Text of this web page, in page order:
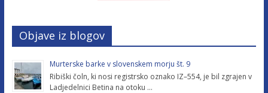
Objave iz blogov
Murterske barke v slovenskem morju št. 9
Ribiški čoln, ki nosi registrsko oznako IZ–554, je bil zgrajen v
Ladjedelnici Betina na otoku …